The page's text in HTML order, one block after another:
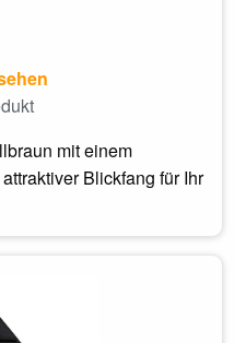
mit einem
Blickfang für Ihr